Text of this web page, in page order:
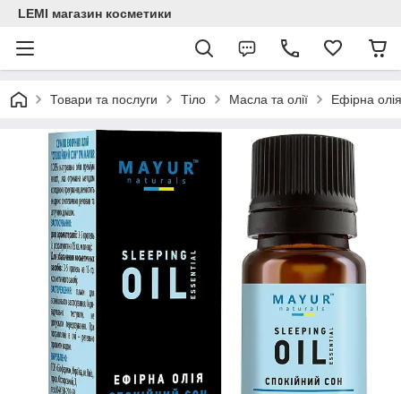
LEMI магазин косметики
Товари та послуги Тіло Масла та олії Ефірна олія